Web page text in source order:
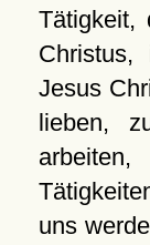
Tätigkeit,
Jesus
lieben,
uns